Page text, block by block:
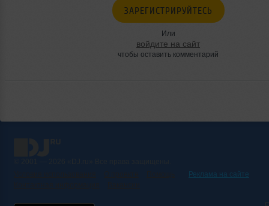
ЗАРЕГИСТРИРУЙТЕСЬ
Или
войдите на сайт
чтобы оставить комментарий
Реклама на сайте